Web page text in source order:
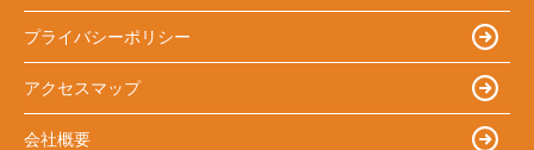
プライバシーポリシー
アクセスマップ
会社概要